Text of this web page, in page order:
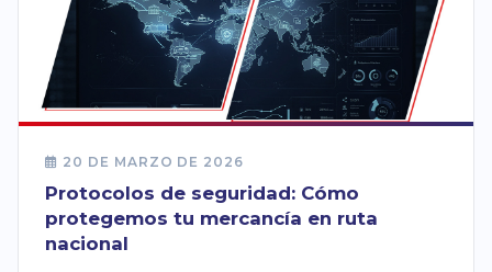
20 DE MARZO DE 2026
Protocolos de seguridad: Cómo
protegemos tu mercancía en ruta
nacional